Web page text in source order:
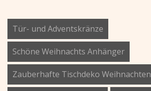
Tür- und Adventskränze
Schöne Weihnachts Anhänger
Zauberhafte Tischdeko Weihnachten